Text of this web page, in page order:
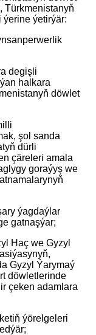
Türkmenistanyň
ýetirýär:
degişli
halkara
döwlet
şol sanda
dürli
çäreleri amala
goraýyş we
ýagdaýlar
gatnaşýar;
Haç we Gyzyl
Gyzyl Ýarymaý
döwletlerinde
çeken adamlara
ýörelgeleri